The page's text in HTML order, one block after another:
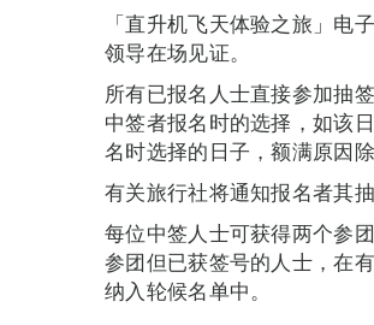
「直升机飞天体验之旅」电
领导在场见证。
所有已报名人士直接参加抽
中签者报名时的选择，如该
名时选择的日子，额满原因除
有关旅行社将通知报名者其
每位中签人士可获得两个参
参团但已获签号的人士，在
纳入轮候名单中。